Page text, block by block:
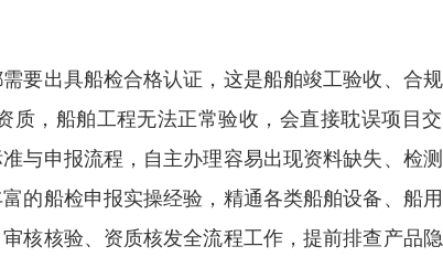
要出具船检合格认证，这是船舶竣工验收、合
，船舶工程无法正常验收，会直接耽误项目
与申报流程，自主办理容易出现资料缺失、检
的船检申报实操经验，精通各类船舶设备、船
核核验、资质核发全流程工作，提前排查产品